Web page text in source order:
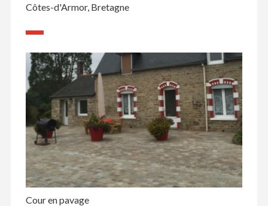
Côtes-d'Armor, Bretagne
Cour en pavage